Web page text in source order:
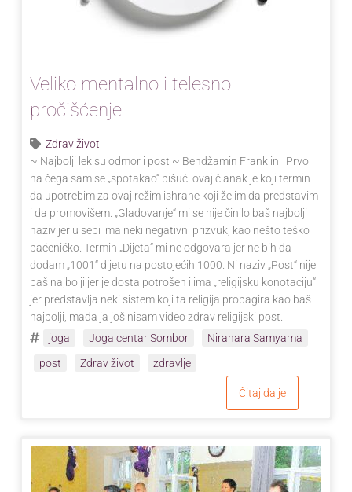
Veliko mentalno i telesno
pročišćenje
Zdrav život
~ Najbolji lek su odmor i post ~ Bendžamin Franklin Prvo
na čega sam se „spotakao“ pišući ovaj članak je koji termin
da upotrebim za ovaj režim ishrane koji želim da predstavim
i da promovišem. „Gladovanje“ mi se nije činilo baš najbolji
naziv jer u sebi ima neki negativni prizvuk, kao nešto teško i
paćeničko. Termin „Dijeta“ mi ne odgovara jer ne bih da
dodam „1001“ dijetu na postojećih 1000. Ni naziv „Post“ nije
baš najbolji jer je dosta potrošen i ima „religijsku konotaciju“
jer predstavlja neki sistem koji ta religija propagira kao baš
najbolji, mada ja još nisam video zdrav religijski post.
joga
Joga centar Sombor
Nirahara Samyama
post
Zdrav život zdravlje
Čitaj dalje